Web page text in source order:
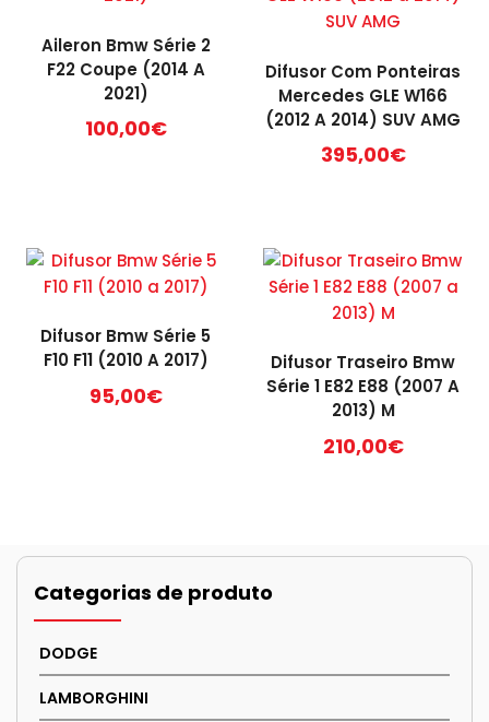
Aileron Bmw Série 2
F22 Coupe (2014 A
2021)
100,00€
Difusor Com Ponteiras
Mercedes GLE W166
(2012 A 2014) SUV AMG
395,00€
Difusor Bmw Série 5
F10 F11 (2010 A 2017)
95,00€
Difusor Traseiro Bmw
Série 1 E82 E88 (2007 A
2013) M
210,00€
Categorias de produto
DODGE
LAMBORGHINI